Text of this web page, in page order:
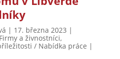
| 17. března 2023 |
Firmy a živnostníci,
/ Nabídka práce |